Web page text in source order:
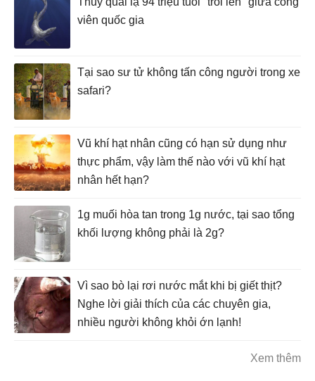
viên quốc gia
Tại sao sư tử không tấn công người trong xe
safari?
Vũ khí hạt nhân cũng có hạn sử dụng như
thực phẩm, vậy làm thế nào với vũ khí hạt
nhân hết hạn?
1g muối hòa tan trong 1g nước, tại sao tổng
khối lượng không phải là 2g?
Vì sao bò lại rơi nước mắt khi bị giết thịt?
Nghe lời giải thích của các chuyên gia,
nhiều người không khỏi ớn lạnh!
Xem thêm